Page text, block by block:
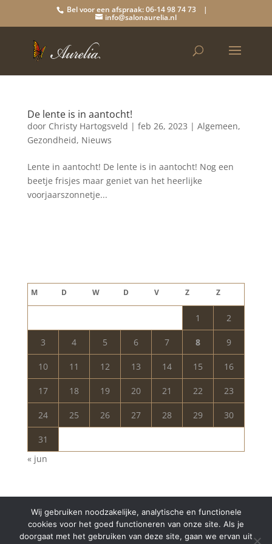
Bel voor een afspraak: 06-14 98 74 73 |
info@salonaurelia.nl
De lente is in aantocht!
door Christy Hartogsveld | feb 26, 2023 | Algemeen,
Gezondheid, Nieuws
Lente in aantocht! De lente is in aantocht! Nog een
beetje frisjes maar geniet van het heerlijke
voorjaarszonnetje...
M D W D V Z Z
1 2
3 4 5 6 7 8 9
10 11 12 13 14 15 16
17 18 19 20 21 22 23
24 25 26 27 28 29 30
31
« jun
Wij gebruiken noodzakelijke, analytische en functionele
cookies voor het goed functioneren van onze site. Als je
doorgaat met het gebruiken van deze site, gaan we ervan uit